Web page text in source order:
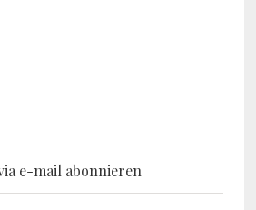
e-mail abonnieren